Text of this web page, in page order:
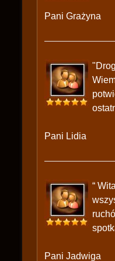
Pani Grażyna
Pani Lidia
“
Pani Jadwiga